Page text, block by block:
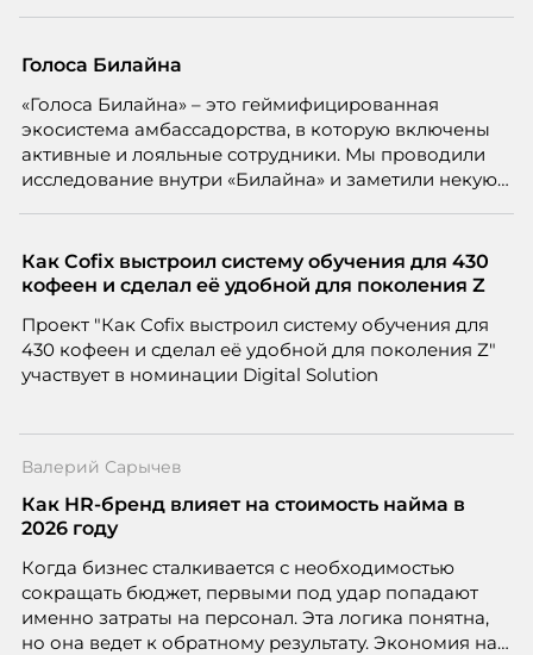
Голоса Билайна
«Голоса Билайна» – это геймифицированная
экосистема амбассадорства, в которую включены
активные и лояльные сотрудники. Мы проводили
исследование внутри «Билайна» и заметили некую
благодарности и публичного признания.
Как Cofix выстроил систему обучения для 430
кофеен и сделал её удобной для поколения Z
Проект "Как Cofix выстроил систему обучения для
430 кофеен и сделал её удобной для поколения Z"
участвует в номинации Digital Solution
Валерий Сарычев
Как HR-бренд влияет на стоимость найма в
2026 году
Когда бизнес сталкивается с необходимостью
сокращать бюджет, первыми под удар попадают
именно затраты на персонал. Эта логика понятна,
но она ведет к обратному результату. Экономия на